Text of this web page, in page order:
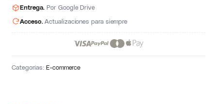
Entrega. Por Google Drive
Acceso.Actualizaciones para siempre
Categorías:E-commerce